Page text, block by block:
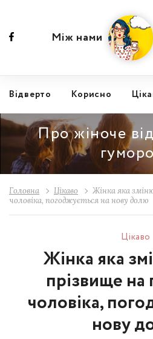
Відвертo Корисно
Між нами
Про жіноче
Головна Цікаво
Жінка яка
чоловіка, погоджується на нову долю
Цікаво
Жінка яка
прізвище на
чоловіка,
нову